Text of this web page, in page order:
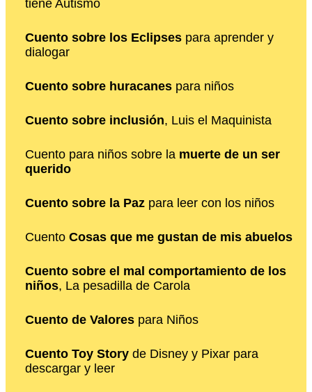
tiene Autismo
Cuento sobre los Eclipses para aprender y
dialogar
Cuento sobre huracanes para niños
Cuento sobre inclusión, Luis el Maquinista
Cuento para niños sobre la muerte de un ser
querido
Cuento sobre la Paz para leer con los niños
Cuento Cosas que me gustan de mis abuelos
Cuento sobre el mal comportamiento de los
niños, La pesadilla de Carola
Cuento de Valores para Niños
Cuento Toy Story de Disney y Pixar para
descargar y leer